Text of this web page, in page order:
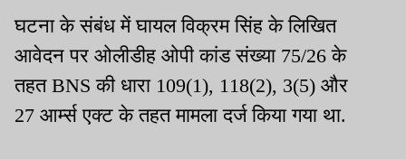
घटना के संबंध में घायल विक्रम सिंह के लिखित
आवेदन पर ओलीडीह ओपी कांड संख्या 75/26 के
तहत BNS की धारा 109(1), 118(2), 3(5) और
27 आर्म्स एक्ट के तहत मामला दर्ज किया गया था.